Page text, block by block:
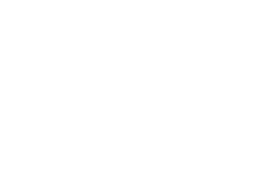
reklámok nagyon
A Google, a Facebook és más
hely és egyéb releváns